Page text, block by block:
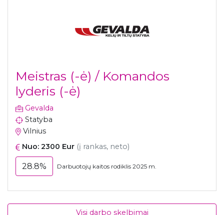
Meistras (-ė) / Komandos
lyderis (-ė)
Gevalda
Statyba
Vilnius
Nuo: 2300 Eur (į rankas, neto)
28.8% Darbuotojų kaitos rodiklis 2025 m.
Visi darbo skelbimai